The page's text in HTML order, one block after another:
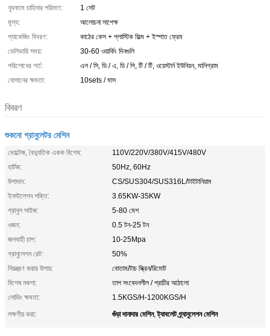
ন্যূনতম চাহিদার পরিমাণ:
1 সেট
মূল্য:
আলোচনা সাপেক্ষ
প্যাকেজিং বিবরণ:
কাঠের কেস + প্লাস্টিক ফিল্ম + ইস্পাত ফ্রেম
ডেলিভারি সময়:
30-60 ওয়ার্কিং দিনগুলি
পরিশোধের শর্ত:
এল / সি, ডি / এ, ডি / পি, টি / টি, ওয়েস্টার্ন ইউনিয়ন, মানিগ্রাম
যোগানের ক্ষমতা:
10sets / মাস
বিবরণ
শুকনো গ্রানুলেটর মেশিন
ভোল্টেজ, বৈদ্যুতিক একক বিশেষ:
110V/220V/380V/415V/480V
হার্টজ:
50Hz, 60Hz
উপাদান:
CS/SUS304/SUS316L/টাইটানিয়াম
ইনস্টলেশন শক্তি:
3.65KW-35KW
গ্রানুল সাইজ:
5-80 মেশ
ওজন:
0.5 টন-25 টন
জলবাহী চাপ:
10-25Mpa
গ্রানুলেশন রেট:
50%
নিয়ন্ত্রণ করার উপায়:
বোতাম/টাচ স্ক্রিন/রিমোট
বিশেষ নকশা:
তাপ সংবেদনশীল / প্রাচীর আঠালো
লোডিং ক্ষমতা:
1.5KGS/H-1200KGS/H
লক্ষণীয় করা:
গুঁড়া দানাদার মেশিন,ট্যাবলেট গ্র্যানুলেশন মেশিন